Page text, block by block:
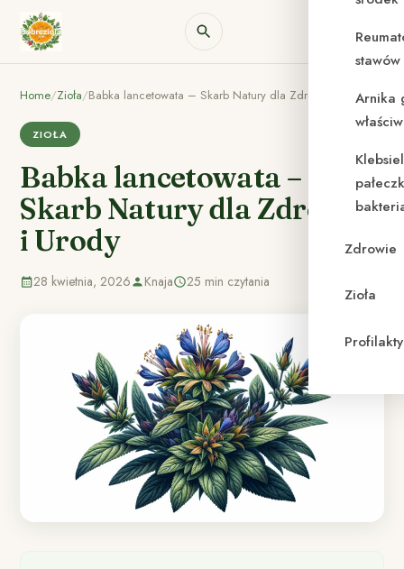
Arnika
Zdrowie
Zioła
Home/Zioła/Babka lancetowata – Skarb Natury dla Zdrowia i Urody
ZIOŁA
Babka lancetowata –
Skarb Natury dla Zdrowia
i Urody
28 kwietnia, 2026 Knaja 25 min czytania